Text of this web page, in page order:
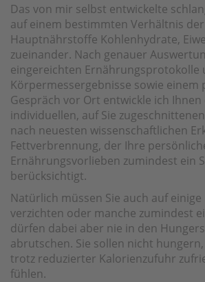
Das von mir selbst entwickelte
auf einem bestimmten Verhältnis
Hauptnährstoffe Kohlenhydrate,
zueinander. Nach genauer
eingereichten Ernährungsprotokolle
Körpermessergebnisse sowie einem
Gespräch vor Ort entwickle ich Ihnen
individuellen, auf Sie
nach neuesten wissenschaftlichen
Fettverbrennung, der Ihre
Ernährungsvorlieben zumindest ein
berücksichtigt.
Natürlich müssen Sie auch auf
verzichten oder manche zumindest
dürfen dabei aber nie in den
abrutschen. Sie sollen nicht
trotz reduzierter Kalorienzufuhr
fühlen.